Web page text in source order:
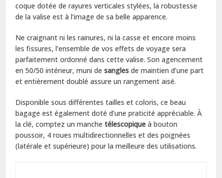
coque dotée de rayures verticales stylées, la robustesse
de la valise est à l’image de sa belle apparence.
Ne craignant ni les rainures, ni la casse et encore moins
les fissures, l’ensemble de vos effets de voyage sera
parfaitement ordonné dans cette valise. Son agencement
en 50/50 intérieur, muni desangles de maintien d’une part
et entièrement doublé assure un rangement aisé.
Disponible sous différentes tailles et coloris, ce beau
bagage est également doté d’une praticité appréciable. À
la clé, comptez un manchetélescopique à bouton
poussoir, 4 roues multidirectionnelles et des poignées
(latérale et supérieure) pour la meilleure des utilisations.